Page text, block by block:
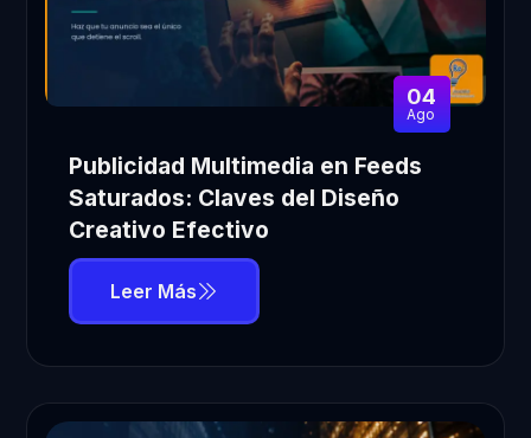
04
Ago
Publicidad Multimedia en Feeds
Saturados: Claves del Diseño
Creativo Efectivo
Leer Más